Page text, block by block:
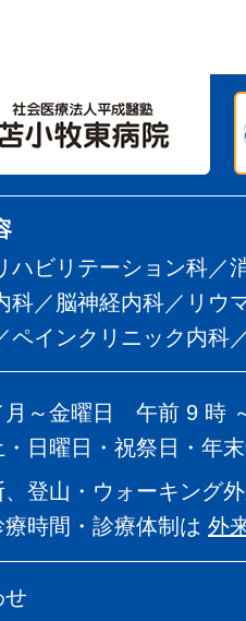
ハビリテーション科／
科／脳神経内科／リウ
ペインクリニック内科
月～金曜日 午前 9 時
日曜日・祝祭日・年
登山・ウォーキング
時間・診療体制は 外
せ